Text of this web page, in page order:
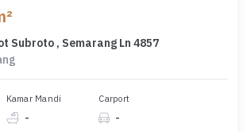
Subroto , Semarang Ln 4857
Kamar Mandi
-
Carport
-